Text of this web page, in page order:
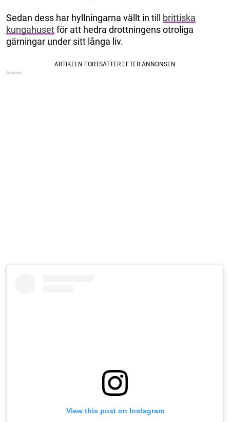
Sedan dess har hyllningarna vällt in till brittiska
kungahusetför att hedra drottningens otroliga
gärningar under sitt långa liv.
View this post on Instagram